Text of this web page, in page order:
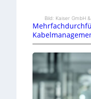
Bild: Kaiser GmbH